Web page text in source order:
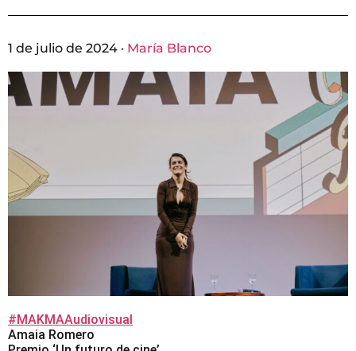
1 de julio de 2024 · María Blanco
#MAKMAAudiovisual
Amaia Romero